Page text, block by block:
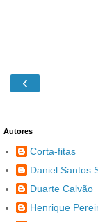
‹
Autores
Corta-fitas
Daniel Santos
Duarte Calvão
Henrique